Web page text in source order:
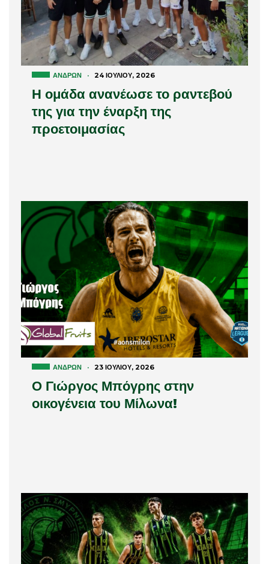
ΑΝΔΡΏΝ · 24 ΙΟΥΛΊΟΥ, 2026
Η ομάδα ανανέωσε το ραντεβού
της για την έναρξη της
προετοιμασίας
ΑΝΔΡΏΝ · 23 ΙΟΥΛΊΟΥ, 2026
Ο Γιώργος Μπόγρης στην
οικογένεια του Μίλωνα!